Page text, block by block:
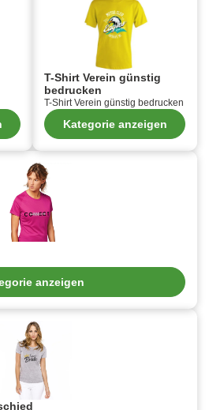
T-Shirt Verein günstig
bedrucken
T-Shirt Verein günstig bedrucken
Kategorie anzeigen
anzeigen